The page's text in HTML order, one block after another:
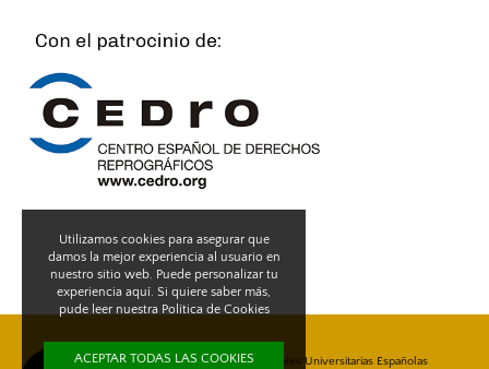
Unión de Editoriales Universitarias Españolas
Utilizamos cookies para asegurar que
damos la mejor experiencia al usuario en
nuestro sitio web. Puede personalizar tu
experiencia aquí. Si quiere saber más,
pude leer nuestra Política de Cookies
ACEPTAR TODAS LAS COOKIES